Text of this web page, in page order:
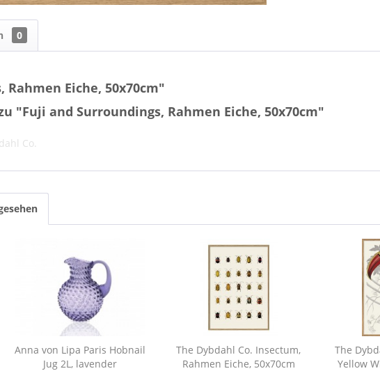
0
Eiche, 50x70cm"
"Fuji and Surroundings, Rahmen Eiche, 50x70cm"
Co.
Anna von Lipa Paris Hobnail
Jug 2L, lavender
The Dybdahl Co. Insectum,
Rahmen Eiche, 50x70cm
The
Yellow